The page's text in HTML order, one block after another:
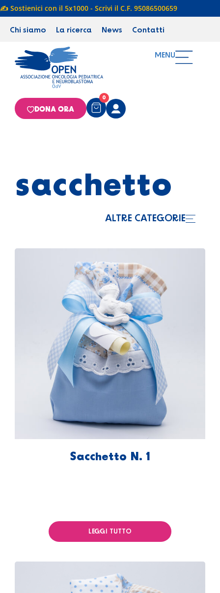
✍️ Sostienici con il 5x1000 - Scrivi il C.F. 95086500659
Chi siamo La ricerca News Contatti
MENU
0
DONA ORA
sacchetto
ALTRE CATEGORIE
Sacchetto N. 1
LEGGI TUTTO